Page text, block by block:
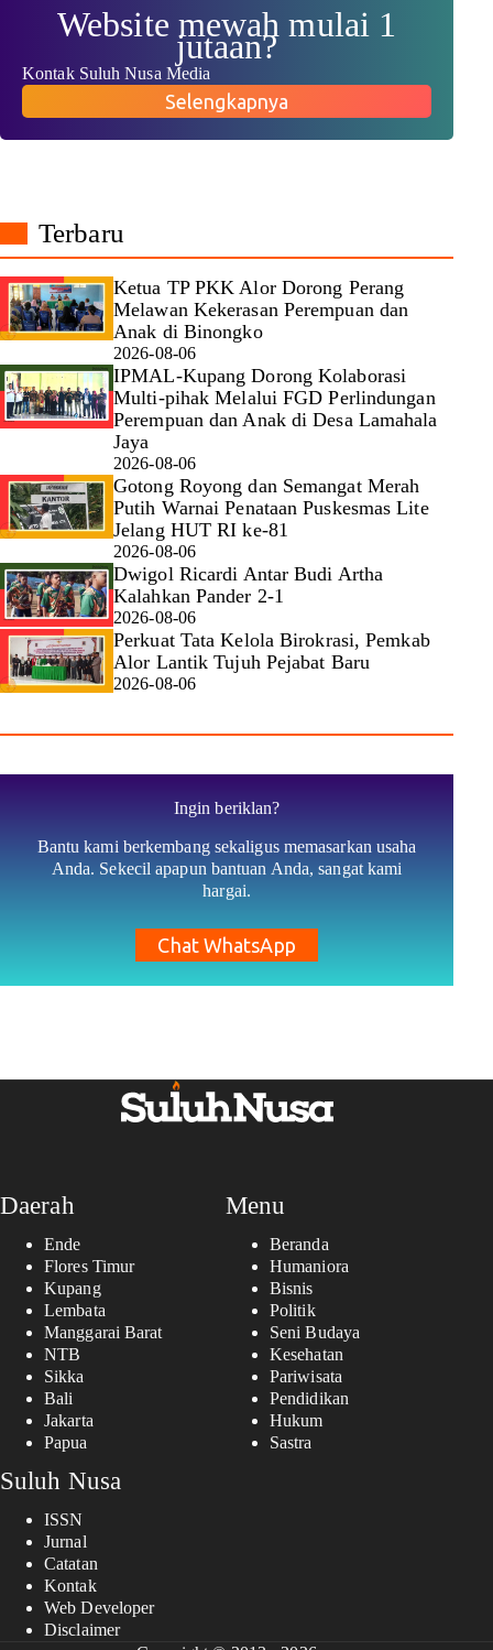
Website mewah mulai 1
jutaan?
Kontak Suluh Nusa Media
Selengkapnya
Terbaru
Ketua TP PKK Alor Dorong Perang
Melawan Kekerasan Perempuan dan
Anak di Binongko
2026-08-06
IPMAL-Kupang Dorong Kolaborasi
Multi-pihak Melalui FGD Perlindungan
Perempuan dan Anak di Desa Lamahala
Jaya
2026-08-06
Gotong Royong dan Semangat Merah
Putih Warnai Penataan Puskesmas Lite
Jelang HUT RI ke-81
2026-08-06
Dwigol Ricardi Antar Budi Artha
Kalahkan Pander 2-1
2026-08-06
Perkuat Tata Kelola Birokrasi, Pemkab
Alor Lantik Tujuh Pejabat Baru
2026-08-06
Ingin beriklan?
Bantu kami berkembang sekaligus memasarkan usaha
Anda. Sekecil apapun bantuan Anda, sangat kami
hargai.
Chat WhatsApp
Daerah
Ende
Flores Timur
Kupang
Lembata
Manggarai Barat
NTB
Sikka
Bali
Jakarta
Papua
Menu
Beranda
Humaniora
Bisnis
Politik
Seni Budaya
Kesehatan
Pariwisata
Pendidikan
Hukum
Sastra
Suluh Nusa
ISSN
Jurnal
Catatan
Kontak
Web Developer
Disclaimer